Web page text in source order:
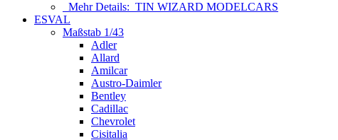
Mehr Details: TIN WIZARD MODELCARS
ESVAL
Maßstab 1/43
Adler
Allard
Amilcar
Austro-Daimler
Bentley
Cadillac
Chevrolet
Cisitalia